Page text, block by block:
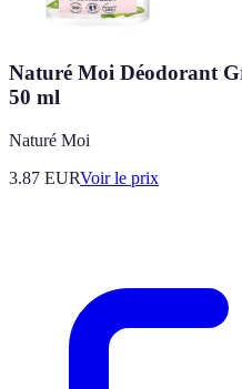
Naturé Moi Déodorant
50 ml
Naturé Moi
3.87 EURVoir le prix